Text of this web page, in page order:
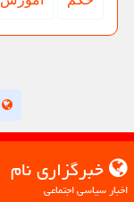
خبرگزاری نام
اخبار سیاسی اجتماعی